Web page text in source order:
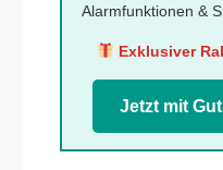
Alarmfunktionen &
Exklusiver
Jetzt mit